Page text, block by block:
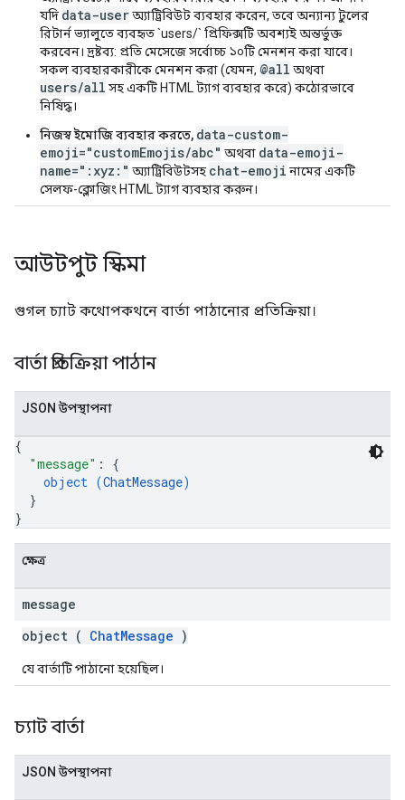
যদি data-userঅ্যাট্রিবিউট ব্যবহার করেন, তবে অন্যান্য টুলের
রিটার্ন ভ্যালুতে ব্যবহৃত `users/` প্রিফিক্সটি অবশ্যই অন্তর্ভুক্ত
করবেন। দ্রষ্টব্য: প্রতি মেসেজে সর্বোচ্চ ১০টি মেনশন করা যাবে।
সকল ব্যবহারকারীকে মেনশন করা (যেমন, @all অথবা
users/all সহ একটি HTML ট্যাগ ব্যবহার করে) কঠোরভাবে
নিষিদ্ধ।
নিজস্ব ইমোজি ব্যবহার করতে, data-custom-
emoji="customEmojis/abc" অথবা data-emoji-
name=":xyz:" অ্যাট্রিবিউটসহ chat-emoji নামের একটি
সেলফ-ক্লোজিং HTML ট্যাগ ব্যবহার করুন।
আউটপুট স্কিমা
গুগল চ্যাট কথোপকথনে বার্তা পাঠানোর প্রতিক্রিয়া।
বার্তা প্রতিক্রিয়া পাঠান
JSON উপস্থাপনা
{
"message" : {
object (ChatMessage)
}
}
ক্ষেত্র
message
object ( ChatMessage )
যে বার্তাটি পাঠানো হয়েছিল।
চ্যাট বার্তা
JSON উপস্থাপনা